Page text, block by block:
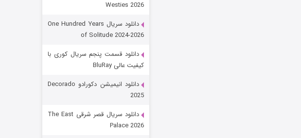
شکست استوارت در نجات جهان
قسمت۷ (زیرنویس)
Westies 2026
دانلود سریال One Hundred Years
of Solitude 2024-2026
دانلود قسمت پنجم سریال کوری با
کیفیت عالی BluRay
دانلود انیمیشن دکورادو Decorado
2025
دانلود سریال قصر شرقی The East
Palace 2026